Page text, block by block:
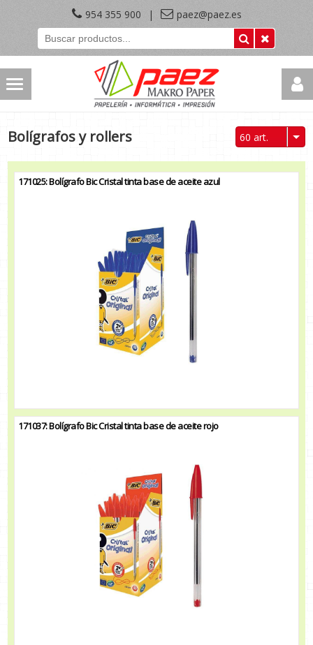
954 355 900 | paez@paez.es
Bolígrafos y rollers 60 art.
171025: Bolígrafo Bic Cristal tinta base de aceite azul
171037: Bolígrafo Bic Cristal tinta base de aceite rojo